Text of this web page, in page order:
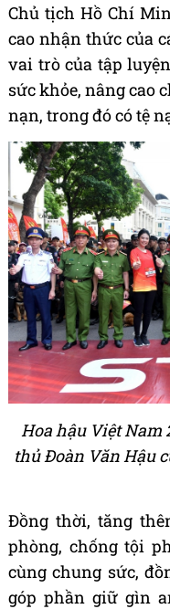
Chủ tịch Hồ Chí
cao nhận thức của
vai trò của tập
sức khỏe, nâng cao
nạn, trong đó có tệ
Hoa hậu Việt Nam
thủ Đoàn Văn Hậu
Đồng thời, tăng
phòng, chống tội
cùng chung sức,
góp phần giữ gìn